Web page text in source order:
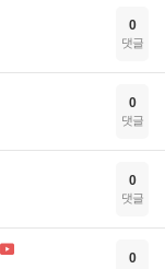
0
댓글
0
댓글
0
댓글
0